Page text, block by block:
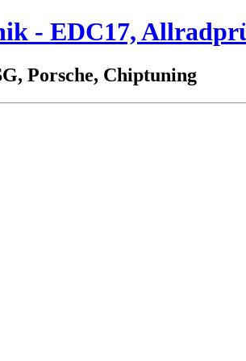
- EDC17,
Porsche, Chiptuning